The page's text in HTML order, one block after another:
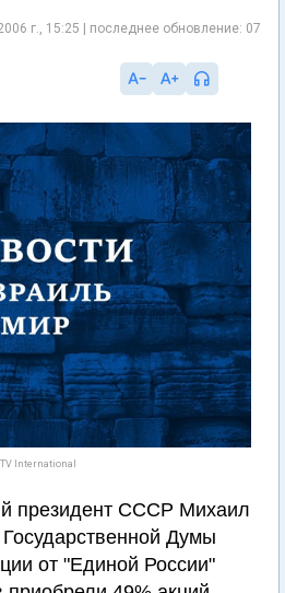
г., 15:25 | последнее обновление: 07
International
президент СССР Михаил
Думы
от "Единой России"